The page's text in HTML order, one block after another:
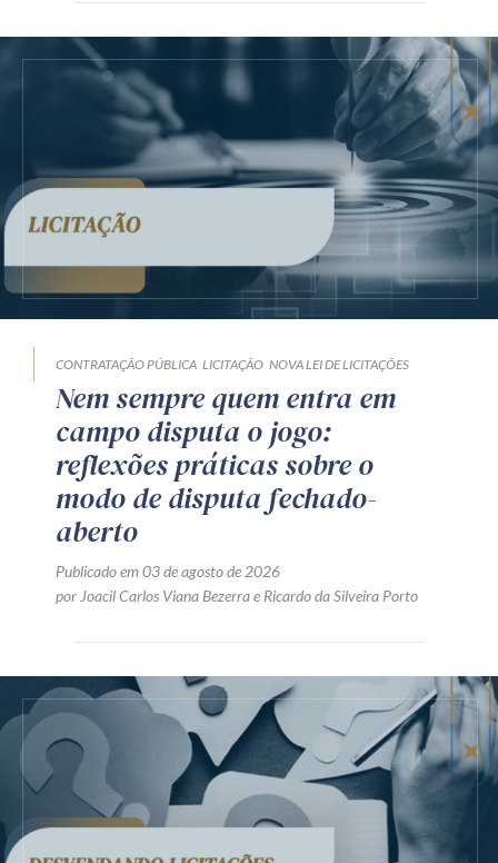
CONTRATAÇÃO PÚBLICA LICITAÇÃO NOVA LEI DE LICITAÇÕES
Nem sempre quem entra em
campo disputa o jogo:
reflexões práticas sobre o
modo de disputa fechado-
aberto
Publicado em 03 de agosto de 2026
por Joacil Carlos Viana Bezerrae Ricardo da Silveira Porto